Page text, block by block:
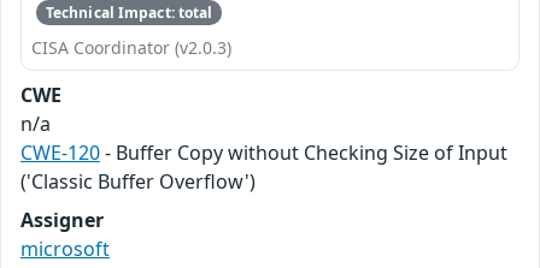
Technical Impact: total
CISA Coordinator (v2.0.3)
CWE
n/a
CWE-120- Buffer Copy without Checking Size of Input
('Classic Buffer Overflow')
Assigner
microsoft